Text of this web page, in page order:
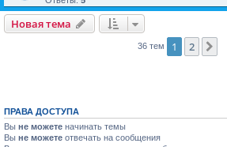
Новая тема
36 тем 1 2
ПРАВА ДОСТУПА
Вы не можете начинать темы
Вы не можете отвечать на сообщения